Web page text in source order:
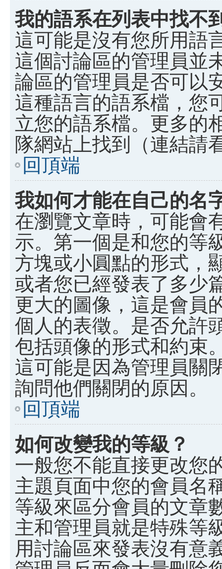
我的語系在列表中找不
這可能是沒有您所用語
這個討論區的管理員並
論區的管理員是否可以
這種語言的語系檔，您
立您的語系檔。更多的
隊網站上找到（連結請
回頂端
我如何才能在自己的名
在瀏覽文章時，可能會
示。第一個是和您的等
方塊或小圓點的形式，
或者您已經發表了多少
更大的圖像，這是會員
個人的表徵。是否允許
包括頭像的形式和約束
這可能是因為管理員關
詢問他們關閉的原因。
回頂端
如何改變我的等級？
一般您不能直接更改您
主題頁面中您的會員名
等級來區分會員的文章
主和管理員就是特殊等
用討論區來發表沒有意